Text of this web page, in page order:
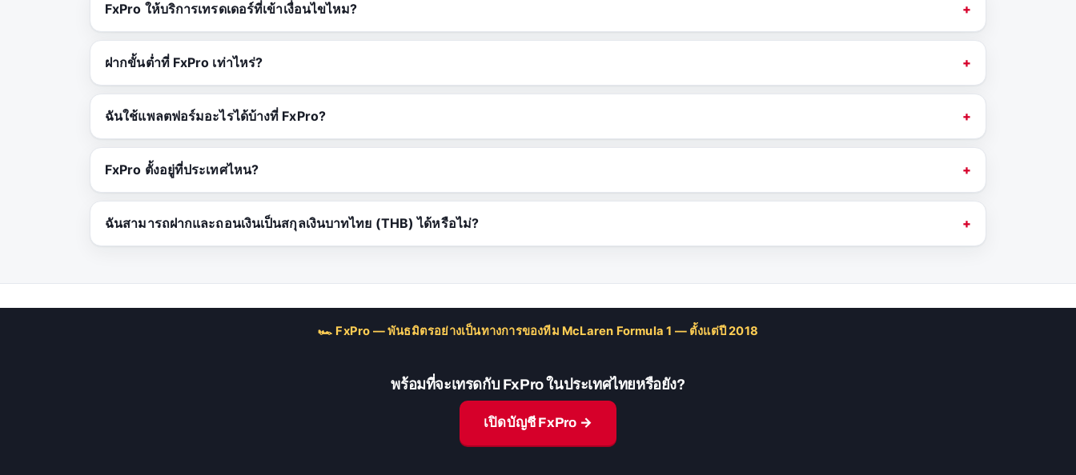
FxPro ให้บริการเทรดเดอร์ที่เข้าเงื่อนไขไหม?
ฝากขั้นต่ำที่ FxPro เท่าไหร่?
ฉันใช้แพลตฟอร์มอะไรได้บ้างที่ FxPro?
FxPro ตั้งอยู่ที่ประเทศไหน?
ฉันสามารถฝากและถอนเงินเป็นสกุลเงินบาทไทย (THB) ได้หรือไม่?
🏎 FxPro — พันธมิตรอย่างเป็นทางการของทีม McLaren Formula 1 — ตั้งแต่ปี 2018
พร้อมที่จะเทรดกับ FxPro ในประเทศไทยหรือยัง?
เปิดบัญชี FxPro →